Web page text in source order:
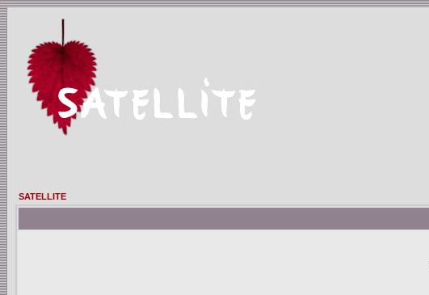
SATELLITE